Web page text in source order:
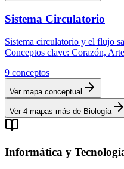
Sistema Circulatorio
Sistema circulatorio y el flujo
Conceptos clave: Corazón,
9 conceptos
Ver mapa conceptual
Ver 4 mapas más de Biología
Informática y